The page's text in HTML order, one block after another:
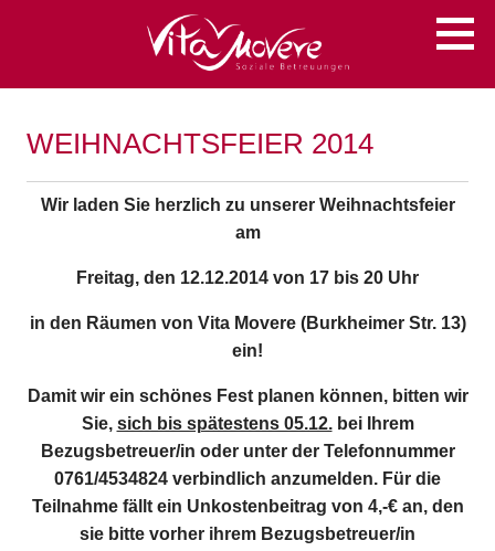
VITA MOVERE
WEIHNACHTSFEIER 2014
Wir laden Sie herzlich zu unserer Weihnachtsfeier
am
Freitag, den 12.12.2014 von 17 bis 20 Uhr
in den Räumen von Vita Movere (Burkheimer Str. 13)
ein!
Damit wir ein schönes Fest planen können, bitten wir
Sie, sich bis spätestens 05.12.bei Ihrem
Bezugsbetreuer/in oder unter der Telefonnummer
0761/4534824 verbindlich anzumelden. Für die
Teilnahme fällt ein Unkostenbeitrag von 4,-€ an, den
sie bitte vorher ihrem Bezugsbetreuer/in